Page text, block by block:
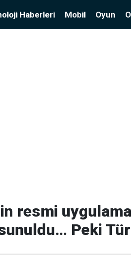
Haberleri Mobil Oyun
resmi
Peki